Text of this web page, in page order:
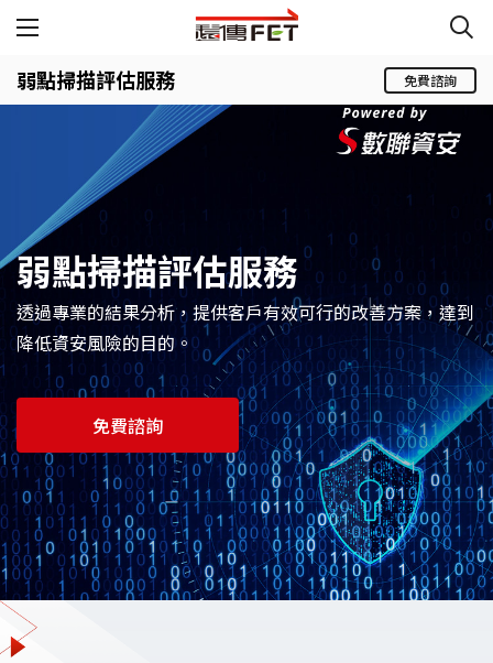
弱點掃描評估服務 免費諮詢
弱點掃描評估服務
透過專業的結果分析，提供客戶有效可行的改善方案，達到
降低資安風險的目的。
免費諮詢